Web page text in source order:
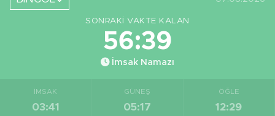
SONRAKI VAKTE KALAN
56:38
İmsak Namazı
İMSAK
03:41
GÜNEŞ
05:17
ÖĞLE
12:29